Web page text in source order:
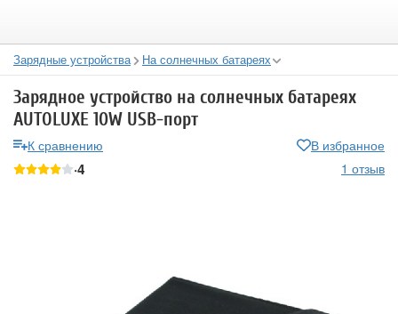
Зарядные устройства На солнечных батареях
Зарядное устройство на солнечных батареях
AUTOLUXE 10W USB-порт
К сравнению В избранное
4 1 отзыв